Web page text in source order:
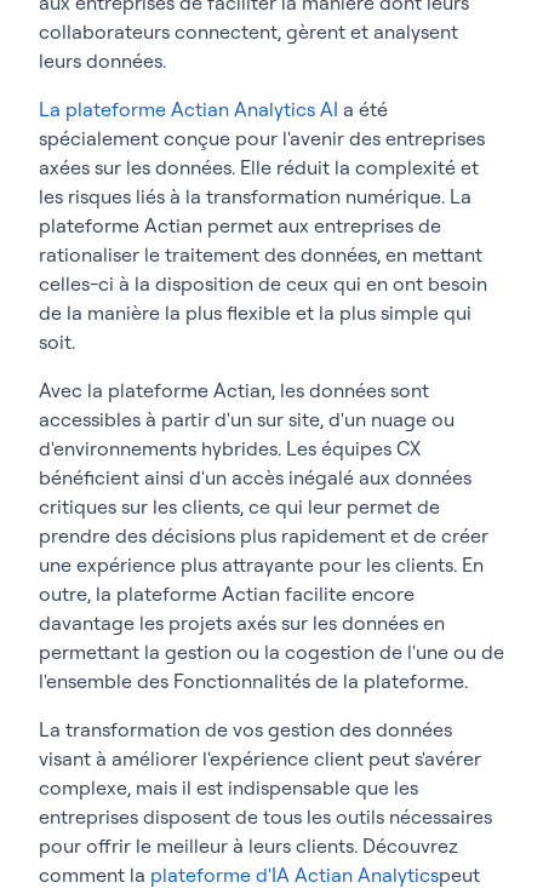
collaborateurs connectent, gèrent et analysent
leurs données.
La plateforme Actian Analytics AI a été
spécialement conçue pour l'avenir des entreprises
axées sur les données. Elle réduit la complexité et
les risques liés à la transformation numérique. La
plateforme Actian permet aux entreprises de
rationaliser le traitement des données, en mettant
celles-ci à la disposition de ceux qui en ont besoin
de la manière la plus flexible et la plus simple qui
soit.
Avec la plateforme Actian, les données sont
accessibles à partir d'un sur site, d'un nuage ou
d'environnements hybrides. Les équipes CX
bénéficient ainsi d'un accès inégalé aux données
critiques sur les clients, ce qui leur permet de
prendre des décisions plus rapidement et de créer
une expérience plus attrayante pour les clients. En
outre, la plateforme Actian facilite encore
davantage les projets axés sur les données en
permettant la gestion ou la cogestion de l'une ou de
l'ensemble des Fonctionnalités de la plateforme.
La transformation de vos gestion des données
visant à améliorer l'expérience client peut s'avérer
complexe, mais il est indispensable que les
entreprises disposent de tous les outils nécessaires
pour offrir le meilleur à leurs clients. Découvrez
comment la plateforme d'IA Actian Analyticspeut